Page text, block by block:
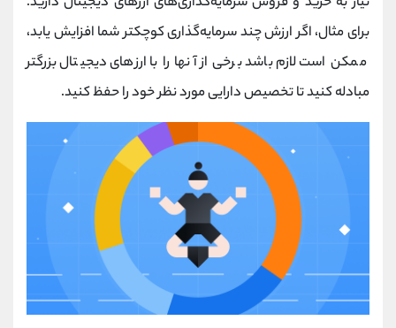
برای مثال، اگر ارزش چند سرمایه‌گذاری کوچکتر شما افزایش یابد،
ممکن است لازم باشد برخی از آنها را با ارزهای دیجیتال بزرگتر
مبادله کنید تا تخصیص دارایی مورد نظر خود را حفظ کنید.